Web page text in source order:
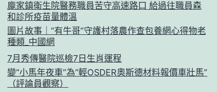
龐家鎮衛生院醫務職員苦守高速路口 給過往職員森
和診所疫苗量體溫
圖片故事｜“有牛哥”守護村落農作查包養網心得物老
種類_中國網
7月秀傳醫院巡檢7日生肖運程
變“小馬年夜車”為“輕OSDER奧斯德材料報價車壯馬”
（評論員觀察）